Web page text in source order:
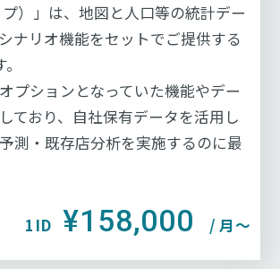
）」は、地図と人口等の統計デー
ナリオ機能をセットでご提供する
プションとなっていた機能やデー
ており、自社保有データを活用し
測・既存店分析を実施するのに最
1ID ¥158,000 / 月〜